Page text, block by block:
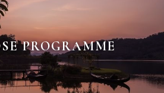
PROGRAMME